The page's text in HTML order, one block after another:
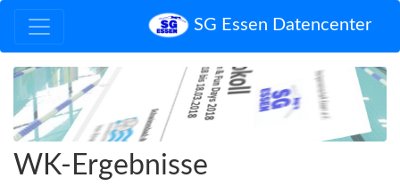
SG Essen Datencenter
WK-Ergebnisse